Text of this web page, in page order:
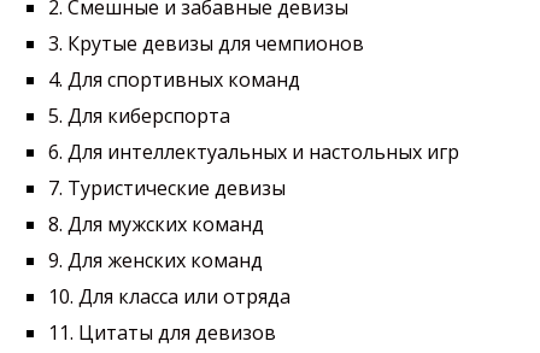
2. Смешные и забавные девизы
3. Крутые девизы для чемпионов
4. Для спортивных команд
5. Для киберспорта
6. Для интеллектуальных и настольных игр
7. Туристические девизы
8. Для мужских команд
9. Для женских команд
10. Для класса или отряда
11. Цитаты для девизов